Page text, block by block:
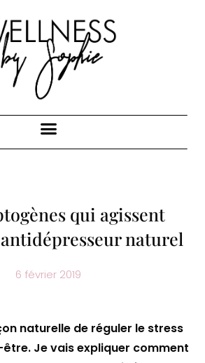
qui agissent
naturel
6 février 2019
naturelle de réguler le stress
être. Je vais expliquer comment